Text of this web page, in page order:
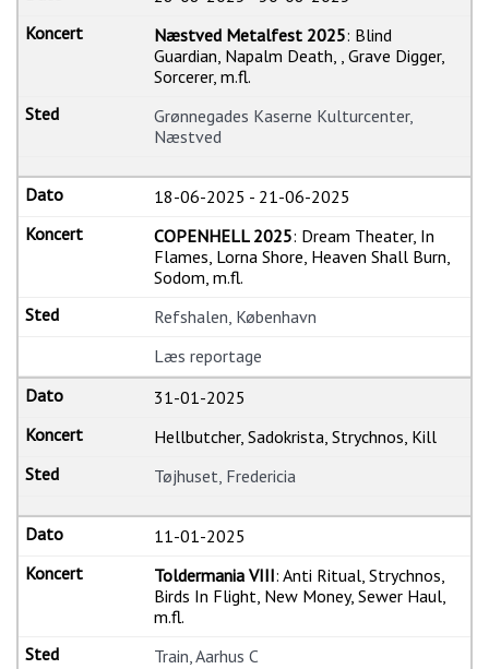
Næstved Metalfest 2025: Blind
Guardian, Napalm Death, , Grave Digger,
Sorcerer, m.fl.
Grønnegades Kaserne Kulturcenter,
Næstved
18-06-2025 - 21-06-2025
COPENHELL 2025: Dream Theater, In
Flames, Lorna Shore, Heaven Shall Burn,
Sodom, m.fl.
Refshalen, København
Læs reportage
31-01-2025
Hellbutcher, Sadokrista, Strychnos, Kill
Tøjhuset, Fredericia
11-01-2025
Toldermania VIII: Anti Ritual, Strychnos,
Birds In Flight, New Money, Sewer Haul,
m.fl.
Train, Aarhus C